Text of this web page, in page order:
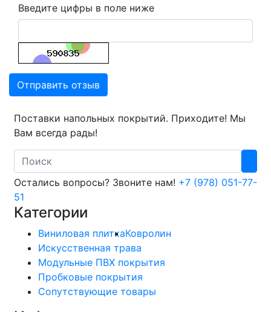
Введите цифры в поле ниже
Отправить отзыв
Поставки напольных покрытий. Приходите! Мы
Вам всегда рады!
Search
Остались вопросы? Звоните нам! +7 (978) 051-77-
51
Категории
Виниловая плиткаКовролин
Искусственная трава
Модульные ПВХ покрытия
Пробковые покрытия
Сопутствующие товары